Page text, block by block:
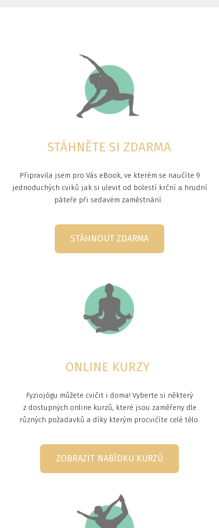
STÁHNĚTE SI ZDARMA
Připravila jsem pro Vás eBook, ve kterém se naučíte 9
jednoduchých cviků jak si ulevit od bolestí krční a hrudní
páteře při sedavém zaměstnání.
STÁHNOUT ZDARMA
ONLINE KURZY
Fyziojógu můžete cvičit i doma! Vyberte si některý
z dostupných online kurzů, které jsou zaměřeny dle
různých požadavků a díky kterým procvičíte celé tělo.
ZOBRAZIT NABÍDKU KURZŮ